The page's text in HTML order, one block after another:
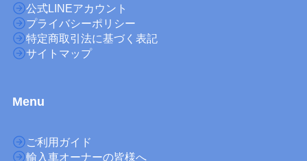
公式LINEアカウント
プライバシーポリシー
特定商取引法に基づく表記
サイトマップ
Menu
ご利用ガイド
輸入車オーナーの皆様へ